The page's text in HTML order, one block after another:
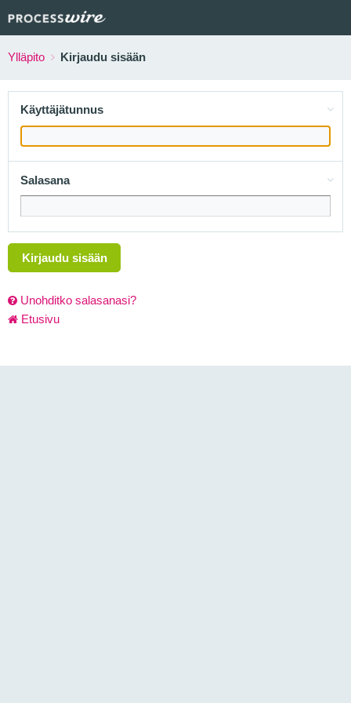
Ylläpito Kirjaudu sisään
Käyttäjätunnus
Salasana
Kirjaudu sisään
Unohditko salasanasi?
Etusivu